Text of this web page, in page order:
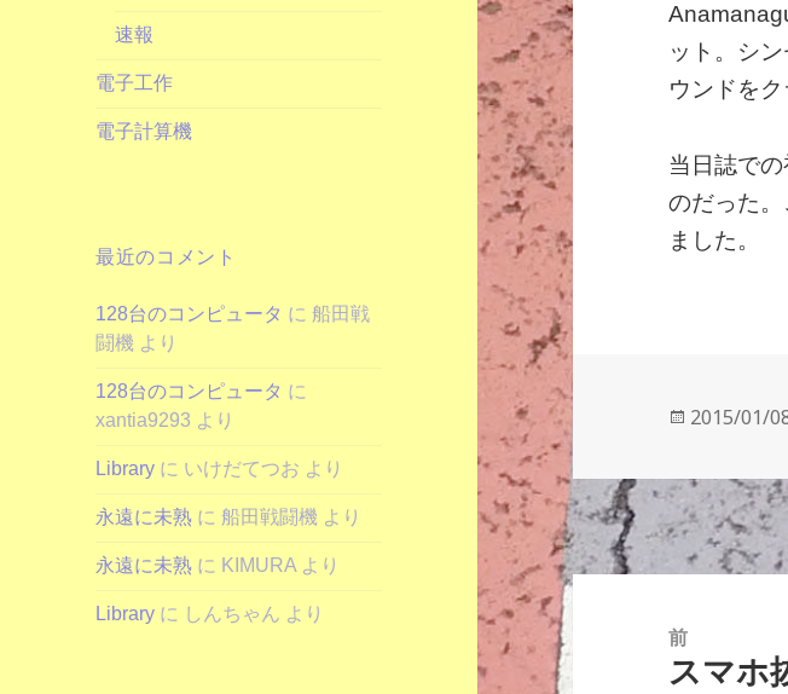
速報
電子工作
電子計算機
最近のコメント
128台のコンピュータ に船田戦
闘機 より
128台のコンピュータ に
xantia9293 より
Library に いけだてつお より
永遠に未熟 に船田戦闘機 より
永遠に未熟 に KIMURA より
Library に しんちゃん より
ット。シ
ウンドを
当日誌で
のだった
ました。
投
日:
2015/01/
投
前
前
スマホ